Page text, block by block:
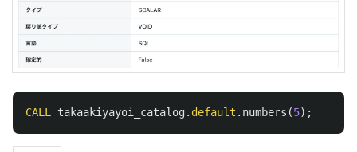
CALL takaakiyayoi_catalog. default . numbers (5);